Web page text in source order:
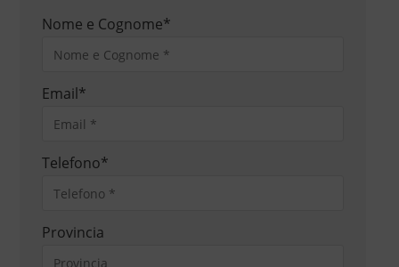
Nome e Cognome*
Email*
Telefono*
Provincia